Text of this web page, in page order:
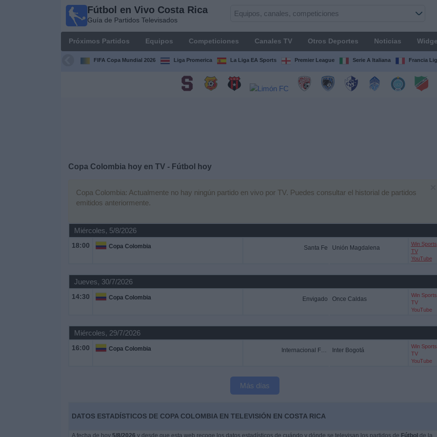
Fútbol en Vivo Costa Rica
Guía de Partidos Televisados
Próximos Partidos Equipos Competiciones Canales TV Otros Deportes Noticias
FIFA Copa Mundial 2026 Liga Promerica La Liga EA Sports Premier League Serie A Italiana Francia
Copa Colombia hoy en TV - Fútbol hoy
Copa Colombia: Actualmente no hay ningún partido en vivo por TV. Puedes consultar el historial de partidos
emitidos anteriormente.
Miércoles, 5/8/2026
18:00 Copa Colombia Santa Fe Unión Magdalena
Win Sports
TV
YouTube
Jueves, 30/7/2026
14:30 Copa Colombia Envigado Once Caldas
Win Sports
TV
YouTube
Miércoles, 29/7/2026
16:00 Copa Colombia Internacional FC Palmira Inter Bogotá
Win Sports
TV
YouTube
Más días
DATOS ESTADÍSTICOS DE COPA COLOMBIA EN TELEVISIÓN EN COSTA RICA
A fecha de hoy 5/8/2026 y desde que esta web recoge los datos estadísticos de cuándo y dónde se televisan los partidos de Fútbol de la